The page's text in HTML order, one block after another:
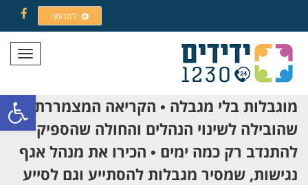
פתח
לתרומה
תפריט
מוגבלות בלי מגבלה • הקריאה המצמררת
שהובילה לשינוי הנהלים והחולה שהספיק
להתנדב רק כמה ימים • הכירו את מנהל אגף
נגישות, שמסיר מגבלות להסתייע וגם לסייע